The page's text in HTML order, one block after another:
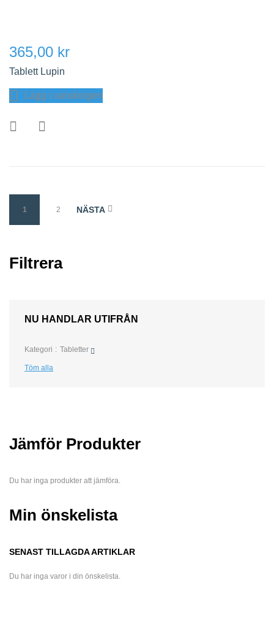
365,00 kr
Tablett Lupin
Lägg i varukorgen
1 2 NÄSTA
Filtrera
NU HANDLAR UTIFRÅN
Kategori Tabletter
Töm alla
Jämför Produkter
Du har inga produkter att jämföra.
Min önskelista
SENAST TILLAGDA ARTIKLAR
Du har inga varor i din önskelista.